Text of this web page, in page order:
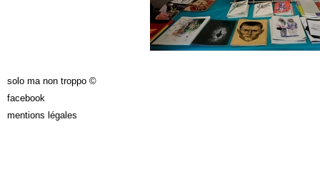
solo ma non troppo ©
facebook
mentions légales